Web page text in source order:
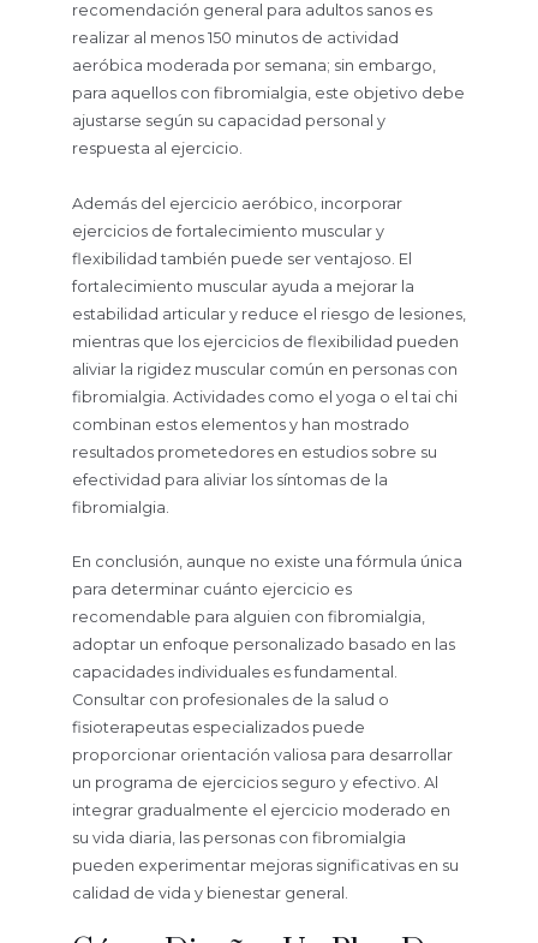
recomendación general para adultos sanos es
realizar al menos 150 minutos de actividad
aeróbica moderada por semana; sin embargo,
para aquellos con fibromialgia, este objetivo debe
ajustarse según su capacidad personal y
respuesta al ejercicio.
Además del ejercicio aeróbico, incorporar
ejercicios de fortalecimiento muscular y
flexibilidad también puede ser ventajoso. El
fortalecimiento muscular ayuda a mejorar la
estabilidad articular y reduce el riesgo de lesiones,
mientras que los ejercicios de flexibilidad pueden
aliviar la rigidez muscular común en personas con
fibromialgia. Actividades como el yoga o el tai chi
combinan estos elementos y han mostrado
resultados prometedores en estudios sobre su
efectividad para aliviar los síntomas de la
fibromialgia.
En conclusión, aunque no existe una fórmula única
para determinar cuánto ejercicio es
recomendable para alguien con fibromialgia,
adoptar un enfoque personalizado basado en las
capacidades individuales es fundamental.
Consultar con profesionales de la salud o
fisioterapeutas especializados puede
proporcionar orientación valiosa para desarrollar
un programa de ejercicios seguro y efectivo. Al
integrar gradualmente el ejercicio moderado en
su vida diaria, las personas con fibromialgia
pueden experimentar mejoras significativas en su
calidad de vida y bienestar general.